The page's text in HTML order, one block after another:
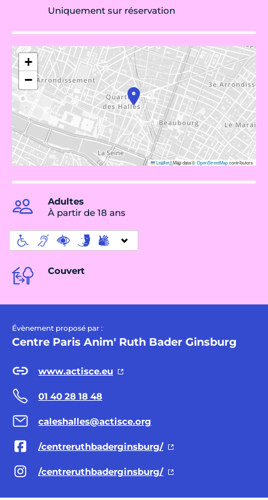
Uniquement sur réservation
+
−
Leaflet|Map data ©OpenStreetMapcontributors
Adultes
À partir de 18 ans
Couvert
Évènement proposé par :
Centre Paris Anim' Ruth Bader Ginsburg
www.actisce.eu
01 40 28 18 48
caleshalles@actisce.org
/centreruthbaderginsburg/
/centreruthbaderginsburg/